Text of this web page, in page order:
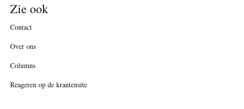
Zie ook
Contact
Over ons
Columns
Reageren op de krantensite